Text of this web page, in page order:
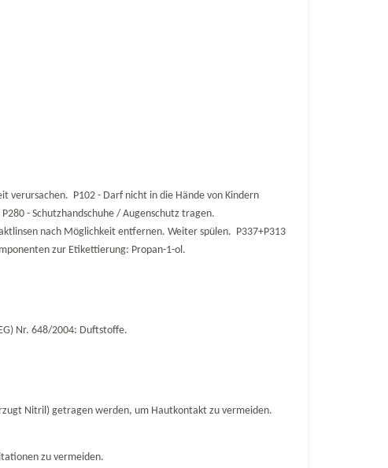
verursachen. P102 - Darf nicht in die Hände von Kindern
- Schutzhandschuhe / Augenschutz tragen.
nach Möglichkeit entfernen. Weiter spülen. P337+P313
zur Etikettierung: Propan-1-ol.
Nr. 648/2004: Duftstoffe.
Nitril) getragen werden, um Hautkontakt zu vermeiden.
zu vermeiden.